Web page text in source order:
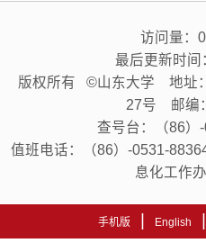
访问量：
最后更新时间
版权所有 ©山东大学 地址
27号 邮编
查号台：（86）
值班电话：（86）-0531-
息化工
手机版 English